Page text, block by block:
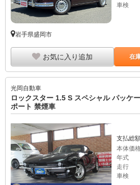
車検
岩手県盛岡市
お気に入り追加 在
光岡自動車
ロックスター 1.5 S スペシャル パッケ
ポート 禁煙車
支払総
本体価
年式
走行
車検